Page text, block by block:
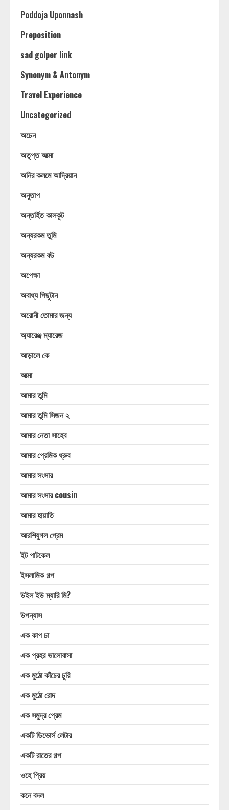
Poddoja Uponnash
Preposition
sad golper link
Synonym & Antonym
Travel Experience
Uncategorized
অচেন
অতৃপ্ত আত্মা
অনির কলমে আদ্রিয়ান
অনুতাপ
অন্তর্হিত কালকূট
অন্যরকম তুমি
অন্যরকম বউ
অপেক্ষা
অবাধ্য পিছুটান
অরোনী তোমার জন্য
অ্যারেঞ্জ ম্যারেজ
আড়ালে কে
আত্মা
আমার তুমি
আমার তুমি সিজন ২
আমার নেতা সাহেব
আমার প্রেমিক ধ্রুব
আমার সংসার
আমার সংসার cousin
আমার হায়াতি
আরশিযুগল প্রেম
ইট পাটকেল
ইসলামিক গল্প
উইল ইউ ম্যারি মি?
উপন্যাস
এক কাপ চা
এক প্রহর ভালোবাসা
এক মুঠো কাঁচের চুরি
এক মুঠো রোদ
এক সমুদ্র প্রেম
একটি ডিভোর্স লেটার
একটি রাতের গল্প
ওহে প্রিয়
কনে বদল